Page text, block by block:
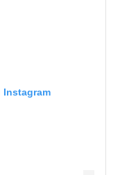
Instagram